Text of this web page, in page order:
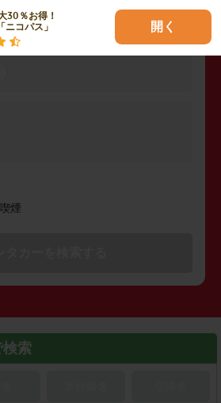
30％お得！
ニコパス」
開く
喫煙
検索